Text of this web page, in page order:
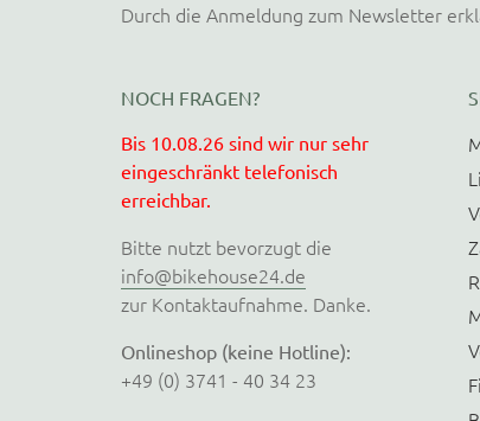
Durch die Anmeldung zum Newsletter
NOCH FRAGEN?
Bis 10.08.26 sind wir nur sehr
eingeschränkt telefonisch
erreichbar.
Bitte nutzt bevorzugt die
info@bikehouse24.de
zur Kontaktaufnahme. Danke.
Onlineshop (keine Hotline):
+49 (0) 3741 - 40 34 23